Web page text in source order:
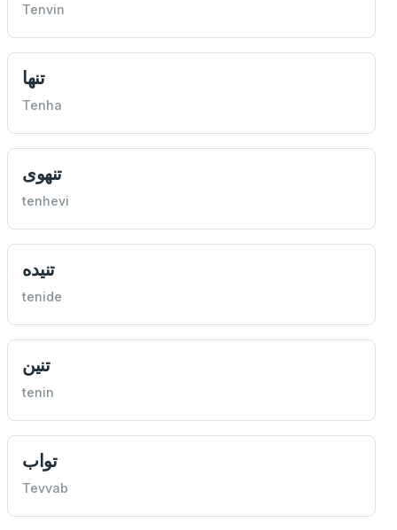
Tenvin
تنها
Tenha
تنهوی
tenhevi
تنيده
tenide
تنين
tenin
تواب
Tevvab